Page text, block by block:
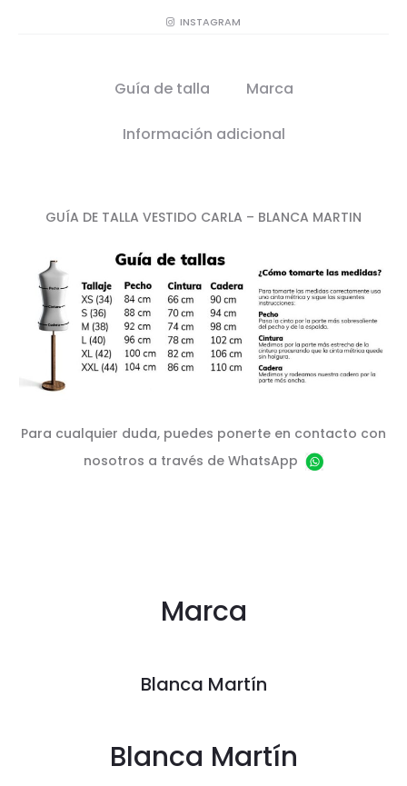
INSTAGRAM
Guía de talla Marca
Información adicional
GUÍA DE TALLA VESTIDO CARLA – BLANCA MARTIN
Para cualquier duda, puedes ponerte en contacto con
nosotros a través de WhatsApp
Marca
Blanca Martín
Blanca Martín